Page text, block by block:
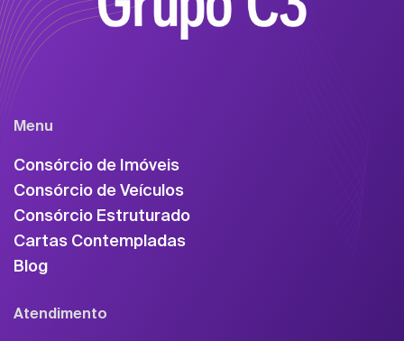
Menu
Consórcio de Imóveis
Consórcio de Veículos
Consórcio Estruturado
Cartas Contempladas
Blog
Atendimento